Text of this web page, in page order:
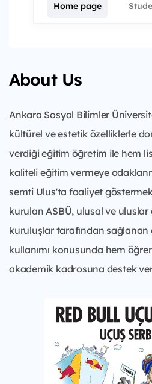
Home page
About Us
Ankara Sosyal Bilimler
kültürel ve estetik özelliklerle
verdiği eğitim öğretim ile hem
kaliteli eğitim vermeye
semti Ulus'ta faaliyet
kurulan ASBÜ, ulusal ve uluslar
kuruluşlar tarafından sağlanan
kullanımı konusunda hem
akademik kadrosuna destek